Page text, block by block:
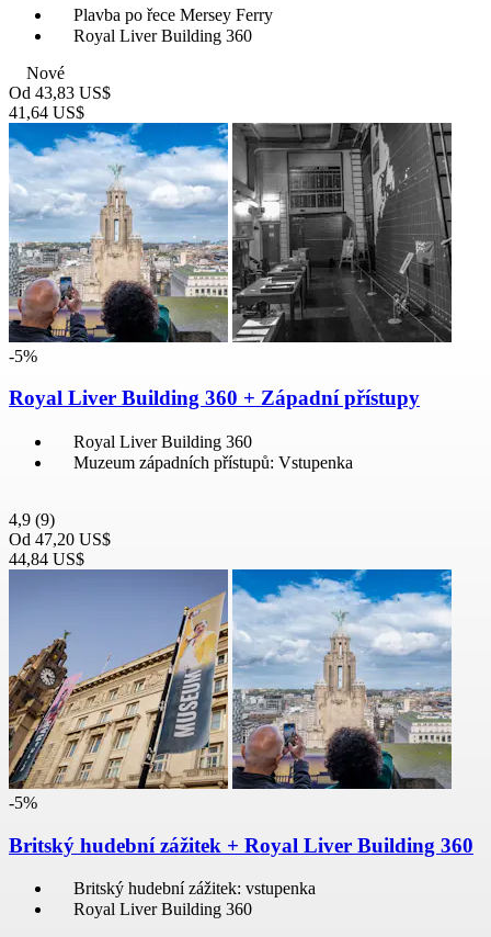
Plavba po řece Mersey Ferry
Royal Liver Building 360
Nové
Od 43,83 US$
41,64 US$
-5%
Royal Liver Building 360 + Západní přístupy
Royal Liver Building 360
Muzeum západních přístupů: Vstupenka
4,9 (9)
Od 47,20 US$
44,84 US$
-5%
Britský hudební zážitek + Royal Liver Building 360
Britský hudební zážitek: vstupenka
Royal Liver Building 360